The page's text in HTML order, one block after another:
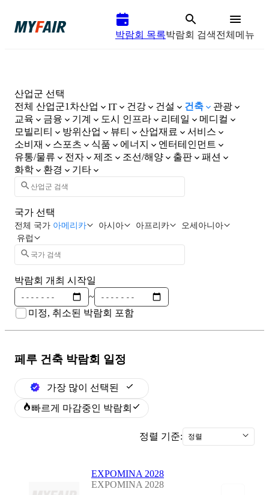
박람회 목록박람회 검색전체메뉴
산업군 선택
전체 산업군1차산업 IT 건강 건설 건축
관광
교육
금융 기계 도시 인프라 리테일
메디컬
모빌리티
방위산업 뷰티 산업재료
서비스
소비재
스포츠 식품 에너지
엔터테인먼트
유통/물류
전자 제조 조선/해양 출판
패션
화학
환경 기타
국가 선택
전체 국가 아메리카 아시아 아프리카
오세아니아
유럽
박람회 개최 시작일
~
미정, 취소된 박람회 포함
페루 건축 박람회 일정
가장 많이 선택된
빠르게 마감중인 박람회
정렬 기준: 정렬
EXPOMINA 2028
EXPOMINA 2028